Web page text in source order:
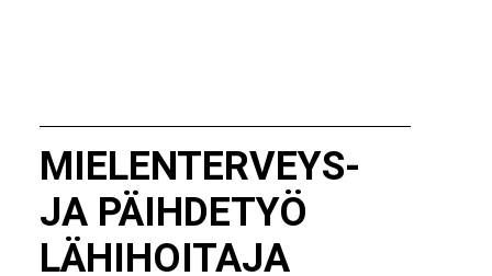
MIELENTERVEYS-
JA PÄIHDETYÖ
LÄHIHOITAJA